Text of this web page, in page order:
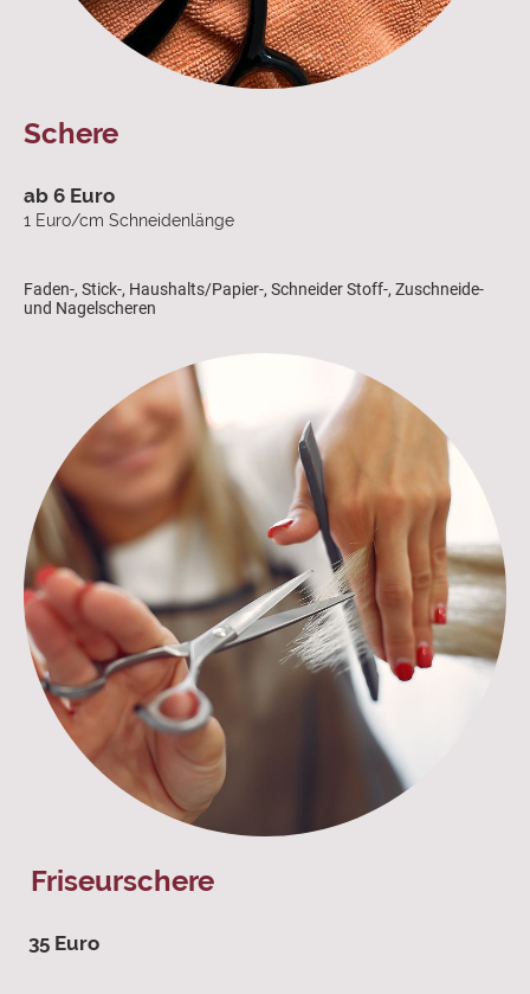
Schere
ab 6 Euro
1 Euro/cm Schneidenlänge
Faden-, Stick-, Haushalts/Papier-, Schneider Stoff-, Zuschneide-
und Nagelscheren
Friseurschere
35 Euro